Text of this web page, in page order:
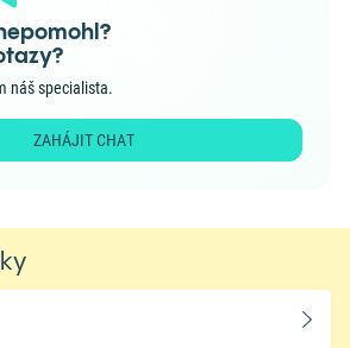
náš specialista.
ZAHÁJIT CHAT